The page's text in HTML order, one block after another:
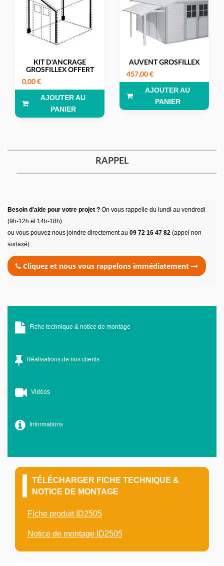
KIT D'ANCRAGE
GROSFILLEX OFFERT
0,00 €
AJOUTER AU
PANIER
AUVENT GROSFILLEX
457,00 €
AJOUTER AU
PANIER
RAPPEL
Besoin d'aide pour votre projet ? On vous rappelle du lundi au vendredi
(9h-12h et 14h-18h)
ou vous pouvez nous joindre directement au 09 72 16 47 82 (appel non
surtaxé).
Cliquez et nous vous rappelons immédiatement
Fiche technique & notice de montage
Réalisations de nos clients
Vidéos
Informations
TÉLÉCHARGER FICHE TECHNIQUE &
NOTICE DE MONTAGE
Fiche produit ID2505
Notice de montage ID2505